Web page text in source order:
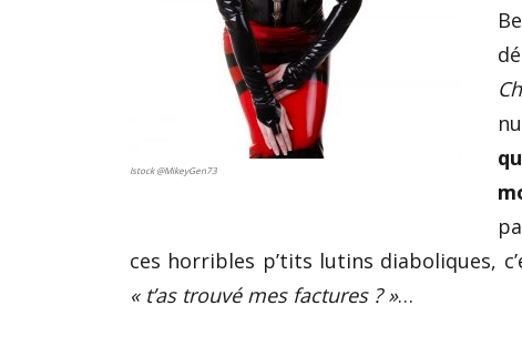
Istock @MikeyGen73
ces horribles p’tits lutins diaboliques,
« t’as trouvé mes factures ? »…